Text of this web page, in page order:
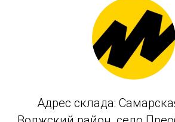
Адрес склада: